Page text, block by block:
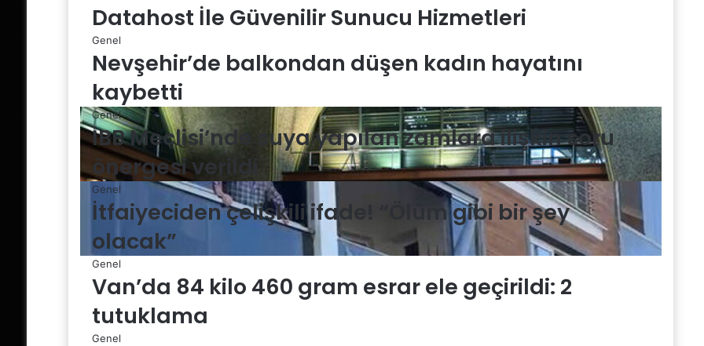
Datahost İle Güvenilir Sunucu Hizmetleri
Genel
Nevşehir’de balkondan düşen kadın hayatını
kaybetti
Genel
İBB Meclisi’nde suya yapılan zamlara ilişkin soru
önergesi verildi
Genel
İtfaiyeciden çelişkili ifade! “Ölüm gibi bir şey
olacak”
Genel
Van’da 84 kilo 460 gram esrar ele geçirildi: 2
tutuklama
Genel